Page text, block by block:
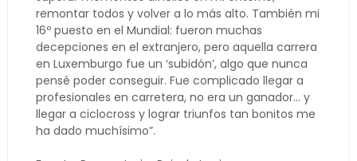
remontar todos y volver a lo más alto. También mi
16º puesto en el Mundial: fueron muchas
decepciones en el extranjero, pero aquella carrera
en Luxemburgo fue un ‘subidón’, algo que nunca
pensé poder conseguir. Fue complicado llegar a
profesionales en carretera, no era un ganador… y
llegar a ciclocross y lograr triunfos tan bonitos me
ha dado muchísimo”.